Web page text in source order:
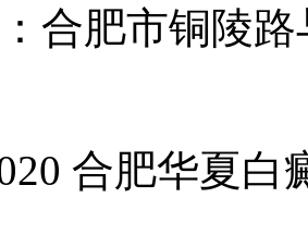
合肥市铜陵
合肥华夏白